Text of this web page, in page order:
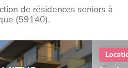
de résidences seniors à
(59140).